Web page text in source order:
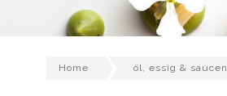
Home öl, essig & saucen